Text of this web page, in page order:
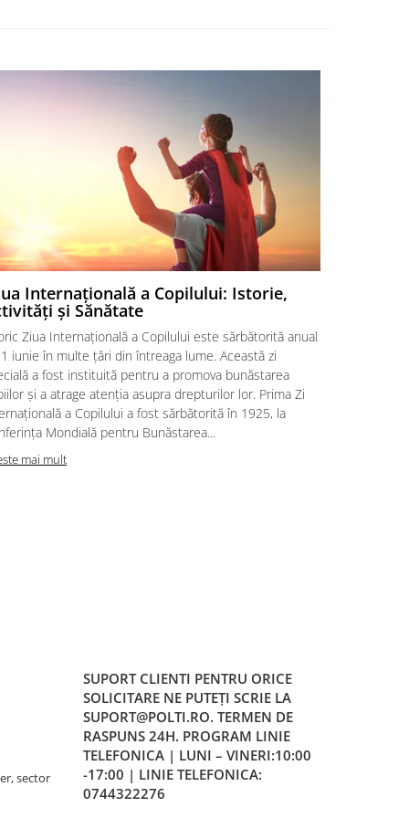
Internațională a Copilului: Istorie,
și Sănătate
Ziua Internațională a Copilului este sărbătorită anual
iunie în multe țări din întreaga lume. Această zi
a fost instituită pentru a promova bunăstarea
și a atrage atenția asupra drepturilor lor. Prima Zi
a Copilului a fost sărbătorită în 1925, la
Mondială pentru Bunăstarea...
mai mult
sector
SUPORT CLIENTI PENTRU ORICE
SOLICITARE NE PUTEȚI SCRIE LA
SUPORT@POLTI.RO. TERMEN DE
RASPUNS 24H. PROGRAM LINIE
TELEFONICA | LUNI – VINERI:10:00
-17:00 | LINIE TELEFONICA:
0744322276